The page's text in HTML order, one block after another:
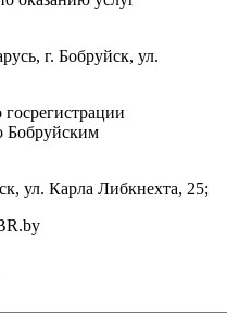
г. Бобруйск, ул.
Бобруйским
ул. Карла Либкнехта, 25;